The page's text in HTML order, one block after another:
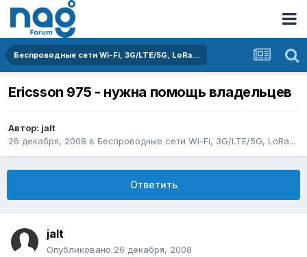
Беспроводные сети Wi-Fi, 3G/LTE/5G, LoRa...
Ericsson 975 - нужна помощь владельцев
Автор: jalt
26 декабря, 2008 в Беспроводные сети Wi-Fi, 3G/LTE/5G, LoRa...
Ответить
jalt
Опубликовано 26 декабря, 2008